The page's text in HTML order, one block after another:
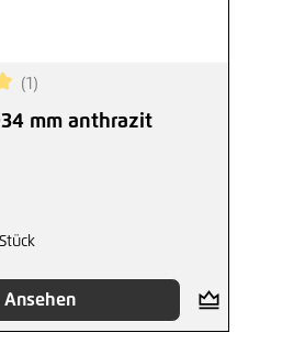
Bewertung von 5 von 5
(1)
mm anthrazit
Ansehen